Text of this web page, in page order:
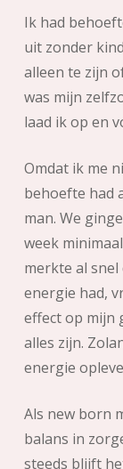
Ik had
uit zonder
alleen te zijn
was mijn
laad ik op en
Omdat ik me
behoefte had
man. We
week
merkte al snel
energie had,
effect op mijn
alles zijn.
energie
Als new born
balans in
steeds blijft